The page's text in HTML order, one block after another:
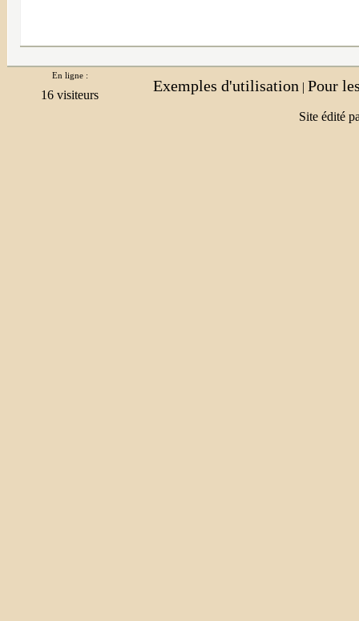
En ligne :
Exemples d'utilisation | Pour
Site édité